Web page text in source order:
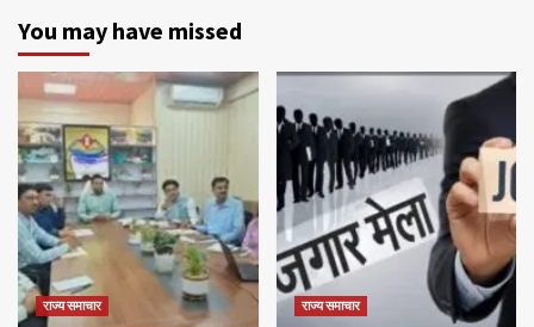
You may have missed
राज्य समाचार राज्य समाचार